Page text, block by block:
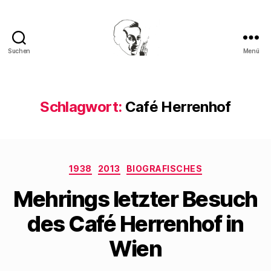
Suchen Menü
Schlagwort: Café Herrenhof
Kategorien
1938 2013 BIOGRAFISCHES
Mehrings letzter Besuch
des Café Herrenhof in
Wien